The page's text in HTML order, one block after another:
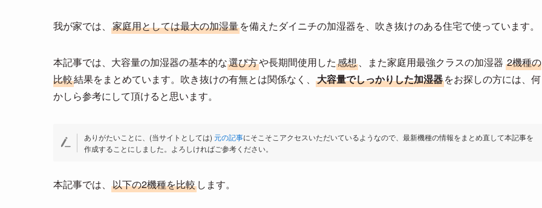
我が家では、 家庭用としては最大の加湿量を備えたダイニチの加湿器を、吹き抜けのある住宅で使っています。
本記事では、大容量の加湿器の基本的な選び方や長期間使用した感想、また家庭用最強クラスの加湿器 2機種の
比較結果をまとめています。吹き抜けの有無とは関係なく、 大容量でしっかりした加湿器をお探しの方には、何
かしら参考にして頂けると思います。
ありがたいことに、(当サイトとしては) 元の記事にそこそこアクセスいただいているようなので、最新機種の情報をまとめ直して本記事を
作成することにしました。よろしければご参考ください。
本記事では、 以下の2機種を比較 します。